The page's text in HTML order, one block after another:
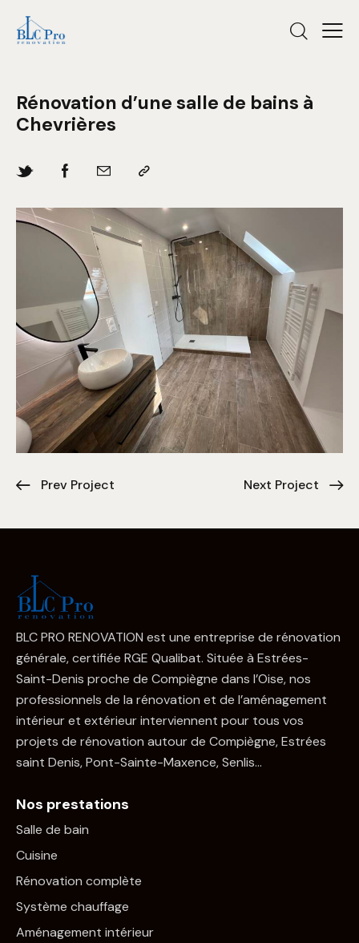
Rénovation d’une salle de bains à
Chevrières
Prev Project Next Project
BLC PRO RENOVATION est une entreprise de rénovation
générale, certifiée RGE Qualibat. Située à Estrées-
Saint-Denis proche de Compiègne dans l’Oise, nos
professionnels de la rénovation et de l’aménagement
intérieur et extérieur interviennent pour tous vos
projets de rénovation autour de Compiègne, Estrées
saint Denis, Pont-Sainte-Maxence, Senlis…
Nos prestations
Salle de bain
Cuisine
Rénovation complète
Système chauffage
Aménagement intérieur